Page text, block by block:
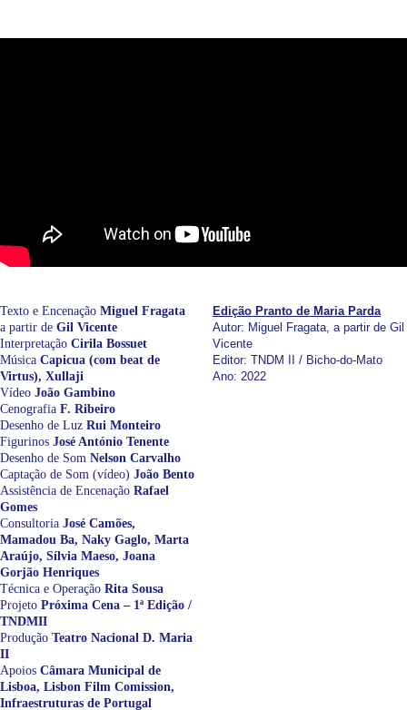
Texto e Encenação Miguel Fragata
a partir de Gil Vicente
Interpretação Cirila Bossuet
Música Capicua (com beat de
Virtus), Xullaji
Vídeo João Gambino
Cenografia F. Ribeiro
Desenho de Luz Rui Monteiro
Figurinos José António Tenente
Desenho de Som Nelson Carvalho
Captação de Som (vídeo) João Bento
Assistência de Encenação Rafael
Gomes
Consultoria José Camões,
Mamadou Ba, Naky Gaglo, Marta
Araújo, Sílvia Maeso, Joana
Gorjão Henriques
Técnica e Operação Rita Sousa
Projeto Próxima Cena – 1ª Edição /
TNDMII
Produção Teatro Nacional D. Maria
II
Apoios Câmara Municipal de
Lisboa, Lisbon Film Comission,
Infraestruturas de Portugal
Edição Pranto de Maria Parda
Autor: Miguel Fragata, a partir de Gil
Vicente
Editor: TNDM II / Bicho-do-Mato
Ano: 2022